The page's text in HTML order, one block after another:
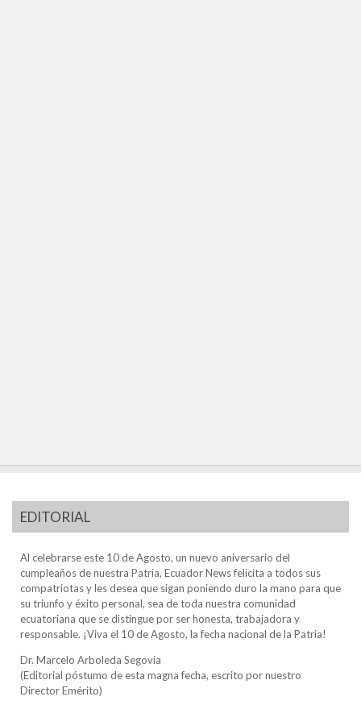
EDITORIAL
Al celebrarse este 10 de Agosto, un nuevo aniversario del
cumpleaños de nuestra Patria, Ecuador News felicita a todos sus
compatriotas y les desea que sigan poniendo duro la mano para que
su triunfo y éxito personal, sea de toda nuestra comunidad
ecuatoriana que se distingue por ser honesta, trabajadora y
responsable. ¡Viva el 10 de Agosto, la fecha nacional de la Patria!
Dr. Marcelo Arboleda Segovia
(Editorial póstumo de esta magna fecha, escrito por nuestro
Director Emérito)